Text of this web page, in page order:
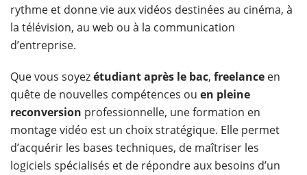
rythme et donne vie aux vidéos destinées au cinéma, à
la télévision, au web ou à la communication
d’entreprise.
Que vous soyezétudiant après le bac, freelance en
quête de nouvelles compétences ou en pleine
reconversion professionnelle, une formation en
montage vidéo est un choix stratégique. Elle permet
d’acquérir les bases techniques, de maîtriser les
logiciels spécialisés et de répondre aux besoins d’un